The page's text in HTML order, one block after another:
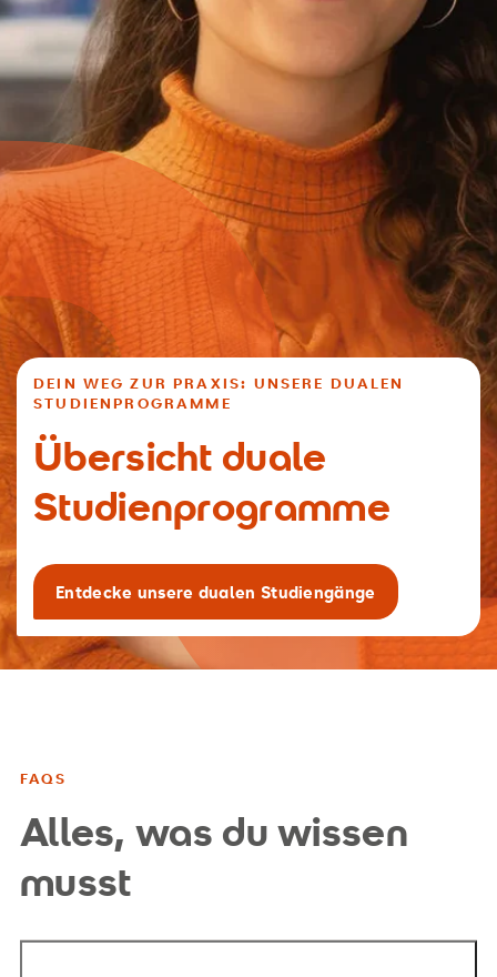
DEIN WEG ZUR PRAXIS: UNSERE DUALEN
STUDIENPROGRAMME
Übersicht duale
Studienprogramme
Entdecke unsere dualen Studiengänge
FAQS
Alles, was du wissen
musst